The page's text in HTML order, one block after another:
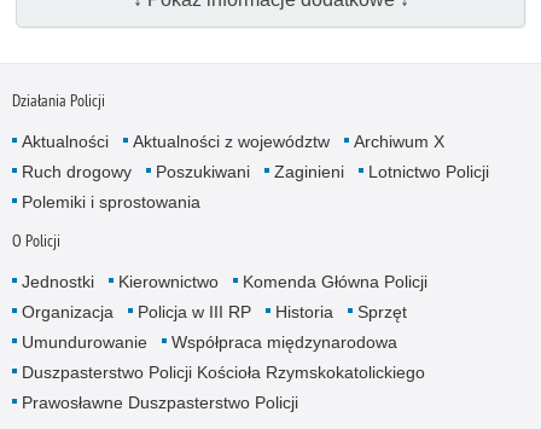
Działania Policji
Aktualności Aktualności z województw
Archiwum X
Ruch drogowy
Poszukiwani Zaginieni
Lotnictwo Policji
Polemiki i sprostowania
O Policji
Jednostki Kierownictwo
Komenda Główna Policji
Organizacja
Policja w III RP Historia
Sprzęt
Umundurowanie
Współpraca międzynarodowa
Duszpasterstwo Policji Kościoła Rzymskokatolickiego
Prawosławne Duszpasterstwo Policji